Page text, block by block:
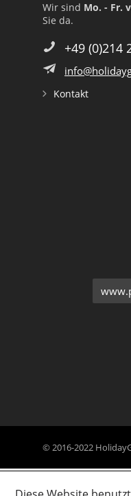
Wir sind Mo. - Fr.
Sie da.
+49 (0)214
Kontakt
© 2016-2022